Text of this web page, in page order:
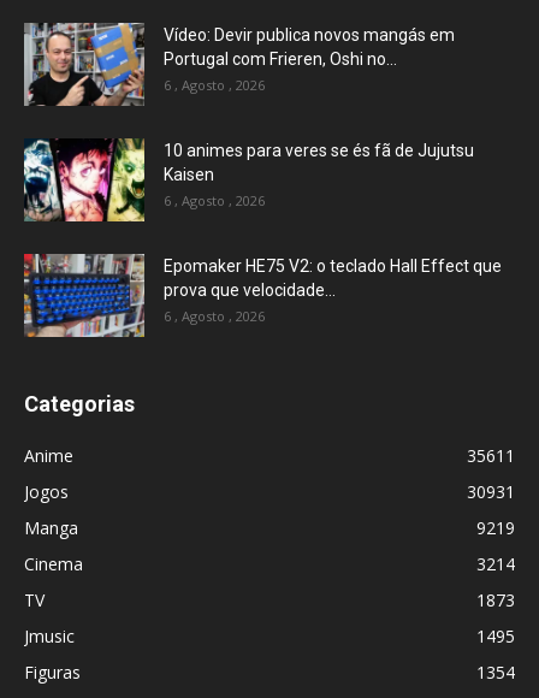
Vídeo: Devir publica novos mangás em
Portugal com Frieren, Oshi no...
6 , Agosto , 2026
10 animes para veres se és fã de Jujutsu
Kaisen
6 , Agosto , 2026
Epomaker HE75 V2: o teclado Hall Effect que
prova que velocidade...
6 , Agosto , 2026
Categorias
Anime
35611
Jogos
30931
Manga
9219
Cinema
3214
TV
1873
Jmusic
1495
Figuras
1354